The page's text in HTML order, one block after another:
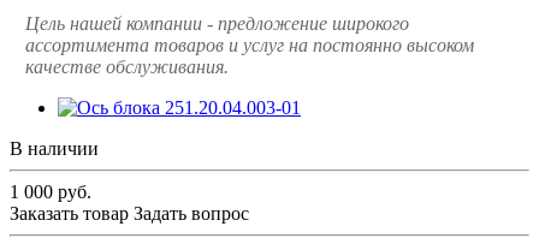
Цель нашей компании - предложение широкого
ассортимента товаров и услуг на постоянно высоком
качестве обслуживания.
В наличии
1 000 руб.
Заказать товар Задать вопрос